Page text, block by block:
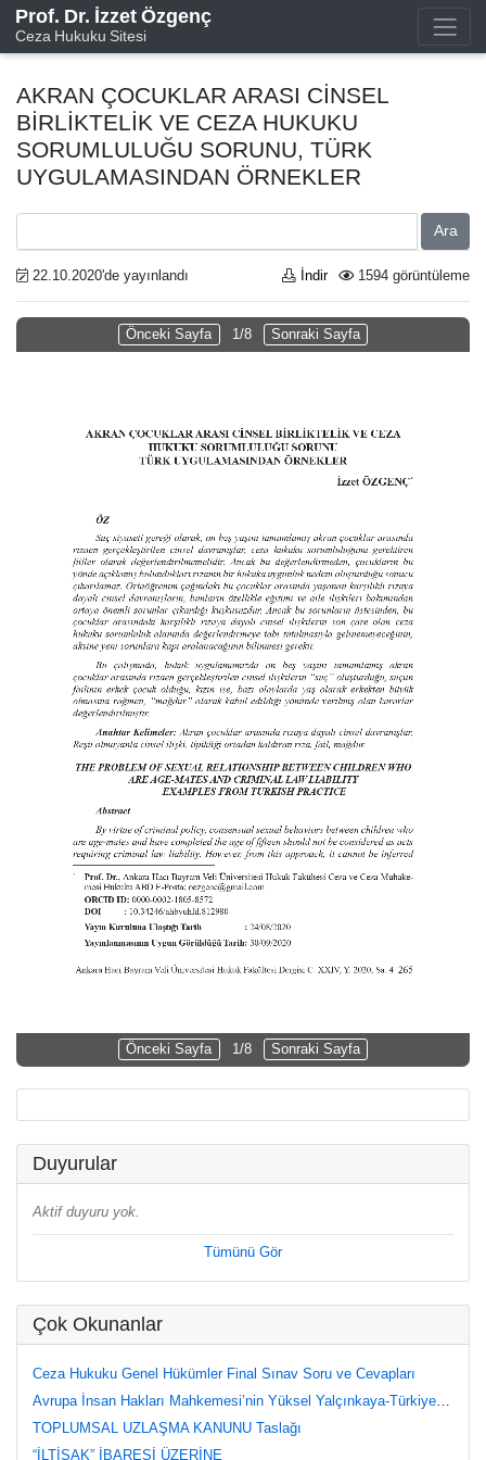
Prof. Dr. İzzet Özgenç
Ceza Hukuku Sitesi
AKRAN ÇOCUKLAR ARASI CİNSEL
BİRLİKTELİK VE CEZA HUKUKU
SORUMLULUĞU SORUNU, TÜRK
UYGULAMASINDAN ÖRNEKLER
Ara
22.10.2020'de yayınlandı 1594 görüntüleme
İndir
Önceki Sayfa 1/8 Sonraki Sayfa
Önceki Sayfa 1/8 Sonraki Sayfa
Duyurular
Aktif duyuru yok.
Tümünü Gör
Çok Okunanlar
Ceza Hukuku Genel Hükümler Final Sınav Soru ve Cevapları
Avrupa İnsan Hakları Mahkemesi’nin Yüksel Yalçınkaya-Türkiye Kararı Üzerine Değerlendirmeler
TOPLUMSAL UZLAŞMA KANUNU Taslağı
“İLTİSAK” İBARESİ ÜZERİNE